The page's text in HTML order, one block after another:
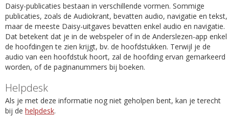
Daisy-publicaties bestaan in verschillende vormen. Sommige
publicaties, zoals de Audiokrant, bevatten audio, navigatie en tekst,
maar de meeste Daisy-uitgaves bevatten enkel audio en navigatie.
Dat betekent dat je in de webspeler of in de Anderslezen-app enkel
de hoofdingen te zien krijgt, bv. de hoofdstukken. Terwijl je de
audio van een hoofdstuk hoort, zal de hoofding ervan gemarkeerd
worden, of de paginanummers bij boeken.
Helpdesk
Als je met deze informatie nog niet geholpen bent, kan je terecht
bij de helpdesk.